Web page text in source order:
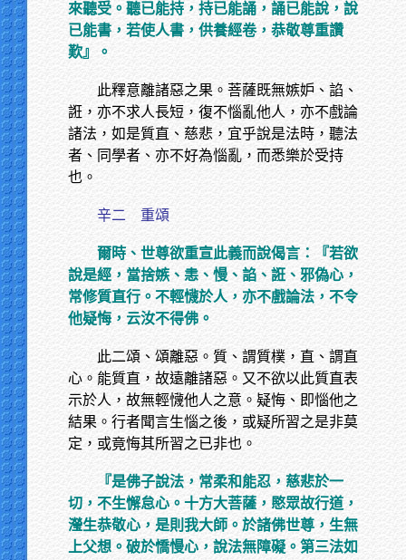
來聽受。聽已能持，持已能誦，誦已能說，說
已能書，若使人書，供養經卷，恭敬尊重讚
歎』。
此釋意離諸惡之果。菩薩既無嫉妒、諂、
誑，亦不求人長短，復不惱亂他人，亦不戲論
諸法，如是質直、慈悲，宜乎說是法時，聽法
者、同學者、亦不好為惱亂，而悉樂於受持
也。
辛二 重頌
爾時、世尊欲重宣此義而說偈言：『若欲
說是經，當捨嫉、恚、慢、諂、誑、邪偽心，
常修質直行。不輕懱於人，亦不戲論法，不令
他疑悔，云汝不得佛。
此二頌、頌離惡。質、謂質樸，直、謂直
心。能質直，故遠離諸惡。又不欲以此質直表
示於人，故無輕懱他人之意。疑悔、即惱他之
結果。行者聞言生惱之後，或疑所習之是非莫
定，或竟悔其所習之已非也。
『是佛子說法，常柔和能忍，慈悲於一
切，不生懈怠心。十方大菩薩，愍眾故行道，
瀅生恭敬心，是則我大師。於諸佛世尊，生無
上父想。破於憍慢心，說法無障礙。第三法如